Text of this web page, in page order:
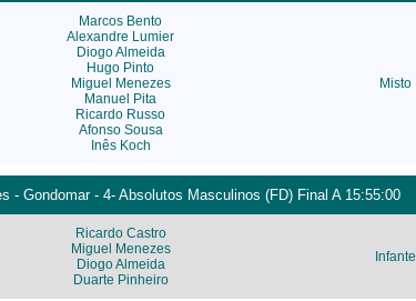
Marcos Bento
Alexandre Lumier
Diogo Almeida
Hugo Pinto
Miguel Menezes
Manuel Pita
Ricardo Russo
Afonso Sousa
Inês Koch
Misto
- Gondomar - 4- Absolutos Masculinos (FD) Final A 15:55:00
Ricardo Castro
Miguel Menezes
Diogo Almeida
Duarte Pinheiro
Infante